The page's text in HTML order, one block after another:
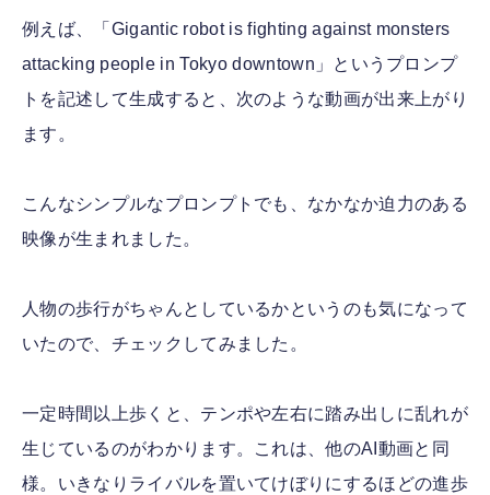
例えば、「Gigantic robot is fighting against monsters
attacking people in Tokyo downtown」というプロンプ
トを記述して生成すると、次のような動画が出来上がり
ます。
こんなシンプルなプロンプトでも、なかなか迫力のある
映像が生まれました。
人物の歩行がちゃんとしているかというのも気になって
いたので、チェックしてみました。
一定時間以上歩くと、テンポや左右に踏み出しに乱れが
生じているのがわかります。これは、他のAI動画と同
様。いきなりライバルを置いてけぼりにするほどの進歩